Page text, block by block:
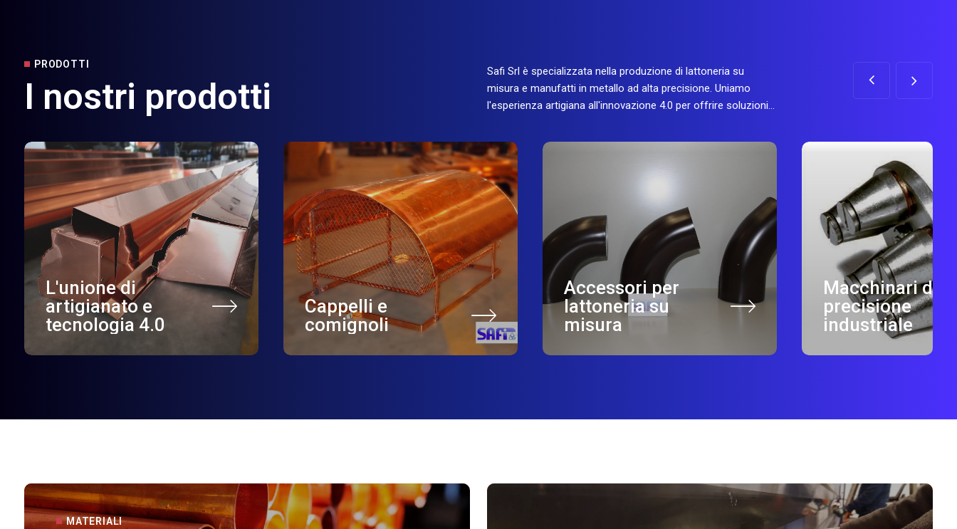
PRODOTTI
I nostri prodotti
Safi Srl è specializzata nella produzione di lattoneria su
misura e manufatti in metallo ad alta precisione. Uniamo
l'esperienza artigiana all'innovazione 4.0 per offrire soluzioni…
L'unione di
artigianato e
tecnologia 4.0
Cappelli e
comignoli
Accessori per
lattoneria su
misura
Macchinari di
precisione
industriale
MATERIALI